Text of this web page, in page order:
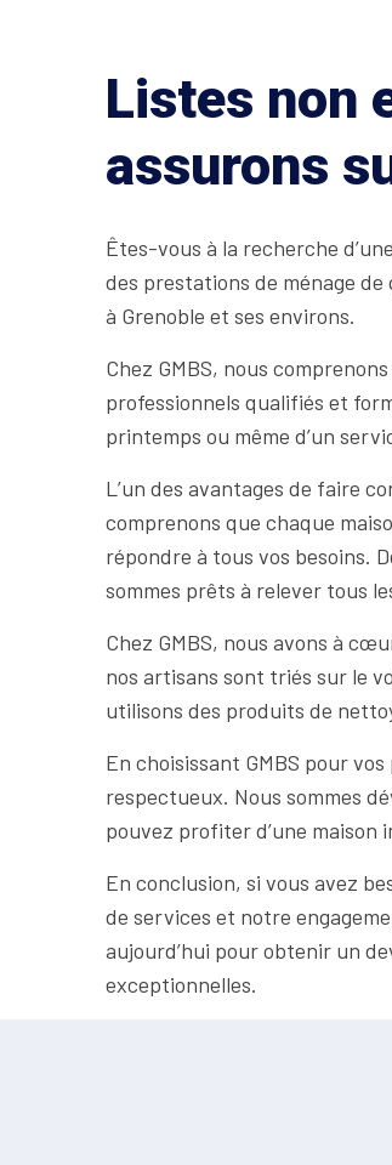
Listes non
assurons
Êtes-vous à la recherche
des prestations de ménage
à Grenoble et ses environs.
Chez GMBS, nous
professionnels qualifiés et
printemps ou même d’un
L’un des avantages de faire
comprenons que chaque
répondre à tous vos besoins.
sommes prêts à relever tous
Chez GMBS, nous avons à
nos artisans sont triés sur le
utilisons des produits de
En choisissant GMBS pour
respectueux. Nous sommes
pouvez profiter d’une maison
En conclusion, si vous avez
de services et notre
aujourd’hui pour obtenir un
exceptionnelles.